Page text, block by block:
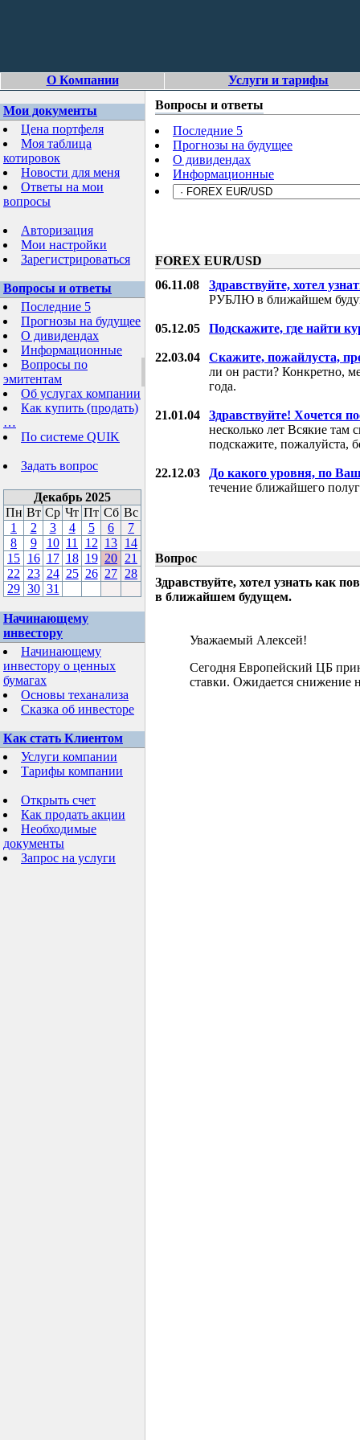
О Компании Услуги и тарифы
Мои документы
Цена портфеля
Моя таблица
котировок
Новости для меня
Ответы на мои
вопросы
Авторизация
Мои настройки
Зарегистрироваться
Вопросы и ответы
Последние 5
Прогнозы на будущее
О дивидендах
Информационные
Вопросы по
эмитентам
Об услугах компании
Как купить (продать)
…
По системе QUIK
Задать вопрос
Декабрь 2025
Пн Вт Ср Чт Пт Сб Вс
1
2 3 4 5 6
7
8
9 10 11 12 13 14
15 16 17 18 19 20 21
22
23 24 25 26 27 28
29 30 31
Начинающему
инвестору
Начинающему
инвестору о ценных
бумагах
Основы теханализа
Сказка об инвесторе
Как стать Клиентом
Услуги компании
Тарифы компании
Открыть счет
Как продать акции
Необходимые
документы
Запрос на услуги
Вопросы и ответы
Последние 5
Прогнозы на будущее
О дивидендах
Информационные
FOREX EUR/USD
06.11.08 Здравствуйте, хотел
РУБЛЮ в ближайшем
05.12.05 Подскажите, где найти
22.03.04
Скажите, пожайлуста,
ли он расти? Конкретно,
года.
21.01.04
Здравствуйте! Хочется
несколько лет Всякие там
подскажите, пожалуйста,
22.12.03
До какого уровня, по
течение ближайшего
Вопрос
Здравствуйте, хотел узнать как
в ближайшем будущем.
Уважаемый Алексей!
Сегодня Европейский ЦБ
ставки. Ожидается снижение